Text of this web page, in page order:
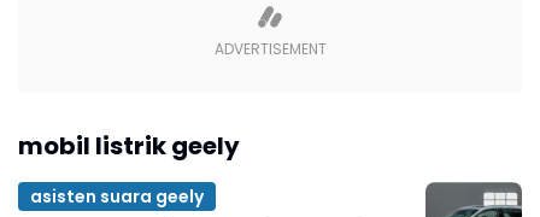
mobil listrik geely
asisten suara geely